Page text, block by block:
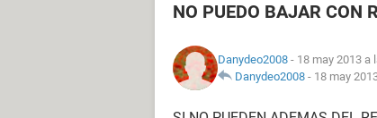
NO PUEDO BAJAR CON
Danydeo2008 - 18 may 2013 a
Danydeo2008 - 18 may